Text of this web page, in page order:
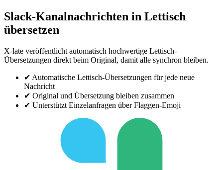
Slack-Kanalnachrichten in Lettisch
übersetzen
X-late veröffentlicht automatisch hochwertige Lettisch-
Übersetzungen direkt beim Original, damit alle synchron bleiben.
✔ Automatische Lettisch-Übersetzungen für jede neue
Nachricht
✔ Original und Übersetzung bleiben zusammen
✔ Unterstützt Einzelanfragen über Flaggen-Emoji